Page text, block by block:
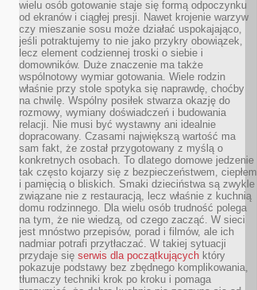
wielu osób gotowanie staje się formą odpoczynku
od ekranów i ciągłej presji. Nawet krojenie warzyw
czy mieszanie sosu może działać uspokajająco,
jeśli potraktujemy to nie jako przykry obowiązek,
lecz element codziennej troski o siebie i
domowników. Duże znaczenie ma także
wspólnotowy wymiar gotowania. Wiele rodzin
właśnie przy stole spotyka się naprawdę, choćby
na chwilę. Wspólny posiłek stwarza okazję do
rozmowy, wymiany doświadczeń i budowania
relacji. Nie musi być wystawny ani idealnie
dopracowany. Czasami największą wartość ma
sam fakt, że został przygotowany z myślą o
konkretnych osobach. To dlatego domowe jedzenie
tak często kojarzy się z bezpieczeństwem, ciepłem
i pamięcią o bliskich. Smaki dzieciństwa są zwykle
związane nie z restauracją, lecz właśnie z kuchnią
domu rodzinnego. Dla wielu osób trudność polega
na tym, że nie wiedzą, od czego zacząć. W sieci
jest mnóstwo przepisów, porad i filmów, ale ich
nadmiar potrafi przytłaczać. W takiej sytuacji
przydaje się serwis dla początkujących który
pokazuje podstawy bez zbędnego komplikowania,
tłumaczy techniki krok po kroku i pomaga